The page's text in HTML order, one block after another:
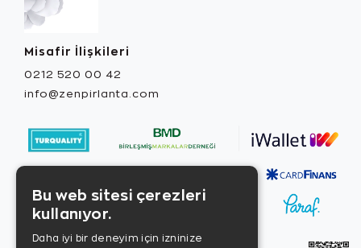
Misafir İlişkileri
0212 520 00 42
info@zenpirlanta.com
Bu web sitesi çerezleri
kullanıyor.
Daha iyi bir deneyim için izninize